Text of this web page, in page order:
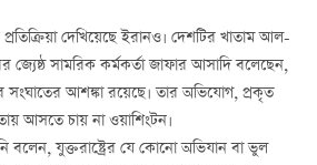
দেখিয়েছে ইরানও। দেশটির খাতাম আল-
জ্যেষ্ঠ সামরিক কর্মকর্তা জাফার আসাদি বলেছেন,
সংঘাতের আশঙ্কা রয়েছে। তার অভিযোগ, প্রকৃত
আসতে চায় না ওয়াশিংটন।
বলেন, যুক্তরাষ্ট্রের যে কোনো অভিযান বা ভুল